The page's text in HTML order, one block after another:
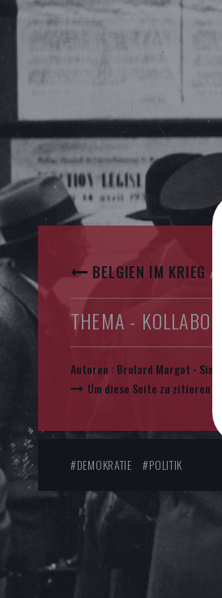
BELGIEN IM KRIEG /
THEMA -
Autoren : Brulard Margot -
Um diese Seite zu zitieren
#DEMOKRATIE #POLITIK